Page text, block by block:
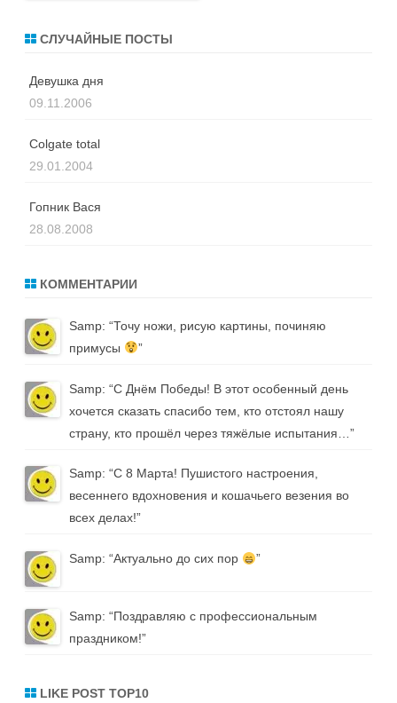
СЛУЧАЙНЫЕ ПОСТЫ
Девушка дня
09.11.2006
Colgate total
29.01.2004
Гопник Вася
28.08.2008
КОММЕНТАРИИ
Samp: “Точу ножи, рисую картины, починяю
примусы
”
Samp: “С Днём Победы! В этот особенный день
хочется сказать спасибо тем, кто отстоял нашу
страну, кто прошёл через тяжёлые испытания… ”
Samp: “С 8 Марта! Пушистого настроения,
весеннего вдохновения и кошачьего везения во
всех делах!”
Samp: “Актуально до сих пор ”
Samp: “Поздравляю с профессиональным
праздником!”
LIKE POST TOP10